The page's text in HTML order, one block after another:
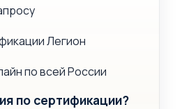
Легион
по всей России
по сертификации?